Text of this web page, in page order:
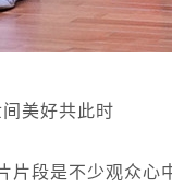
美好共此时
片段是不少观众